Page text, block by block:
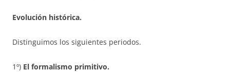
Evolución histórica.
Distinguimos los siguientes periodos.
1º) El formalismo primitivo.